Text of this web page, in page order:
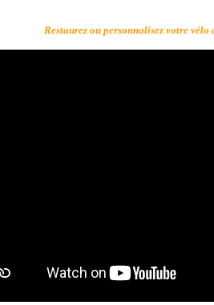
Restaurez ou personnalisez votre vélo